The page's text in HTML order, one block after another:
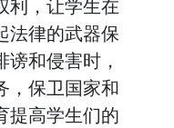
利，让学生在
法律的武器保
和侵害时，
，保卫国家和
提高学生们的